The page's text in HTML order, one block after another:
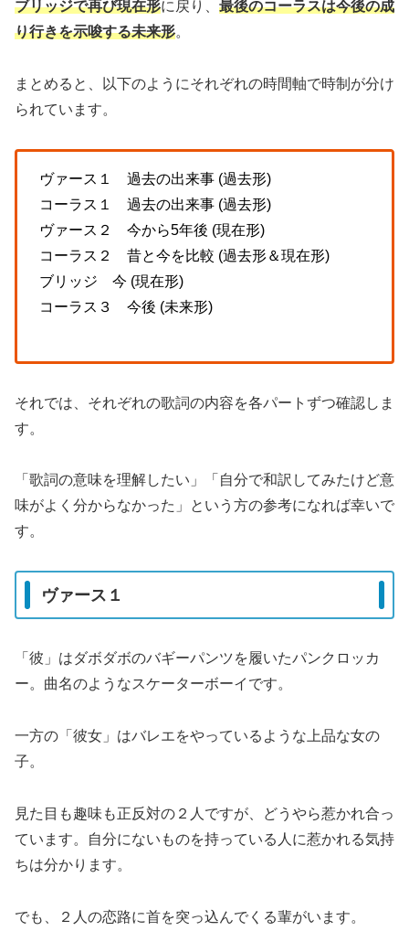
ブリッジで再び現在形に戻り、 最後のコーラスは今後の成
り行きを示唆する未来形。
まとめると、以下のようにそれぞれの時間軸で時制が分け
られています。
ヴァース１ 過去の出来事 (過去形)
コーラス１ 過去の出来事 (過去形)
ヴァース２ 今から5年後 (現在形)
コーラス２ 昔と今を比較 (過去形＆現在形)
ブリッジ 今 (現在形)
コーラス３ 今後 (未来形)
それでは、それぞれの歌詞の内容を各パートずつ確認しま
す。
「歌詞の意味を理解したい」「自分で和訳してみたけど意
味がよく分からなかった」という方の参考になれば幸いで
す。
ヴァース１
「彼」はダボダボのバギーパンツを履いたパンクロッカ
ー。曲名のようなスケーターボーイです。
一方の「彼女」はバレエをやっているような上品な女の
子。
見た目も趣味も正反対の２人ですが、どうやら惹かれ合っ
ています。自分にないものを持っている人に惹かれる気持
ちは分かります。
でも、２人の恋路に首を突っ込んでくる輩がいます。